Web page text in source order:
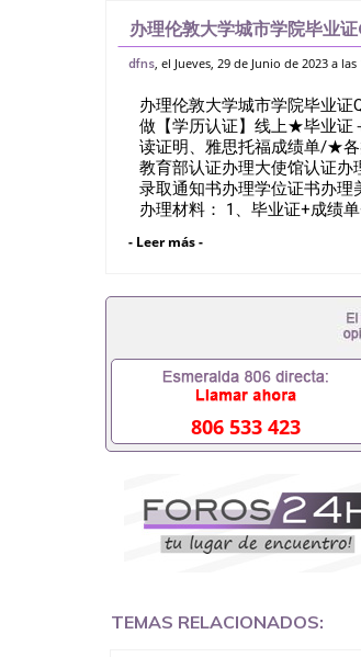
办理伦敦大学城市学院毕业
市学院成绩单定做【学历认
dfns, el Jueves, 29 de Junio de 2023 a las
办理伦敦大学城市学院毕业证
做【学历认证】线上★毕业证
读证明、雅思托福成绩单/★各
教育部认证办理大使馆认证
录取通知书办理学位证书办
办理材料： 1、毕业证+成绩
料（申请学校、转学，甚至是
假的毕业证成绩单可以办学历
企假的毕业证会查吗
挂科拿不到毕业证怎么办, 毕
否因为中途辍学、挂科而没有
因没正常毕业而导致回国得
工作没有文凭怎么办,怎么办
可靠吗551190476哪里可以
工作吗551190476怎么办理
551190476假毕业证能查出来
551190476办假大学毕业证
551190476国外毕业证外壳定
硕士文凭办理QQ微信
- Leer más -
806 533 423
TEMAS RELACIONADOS: